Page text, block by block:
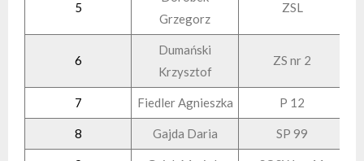
5
Grzegorz
ZSL
6
Dumański
Krzysztof
ZS nr 2
7 Fiedler Agnieszka P 12
8 Gajda Daria SP 99